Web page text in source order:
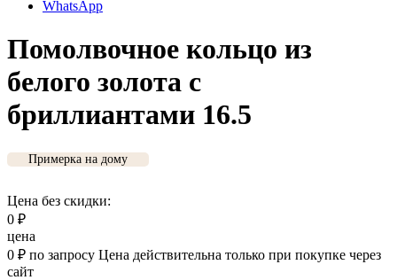
WhatsApp
Помолвочное кольцо из
белого золота с
бриллиантами 16.5
Примерка на дому
Цена без скидки:
0 ₽
цена
0 ₽ по запросу Цена действительна только при покупке через
сайт